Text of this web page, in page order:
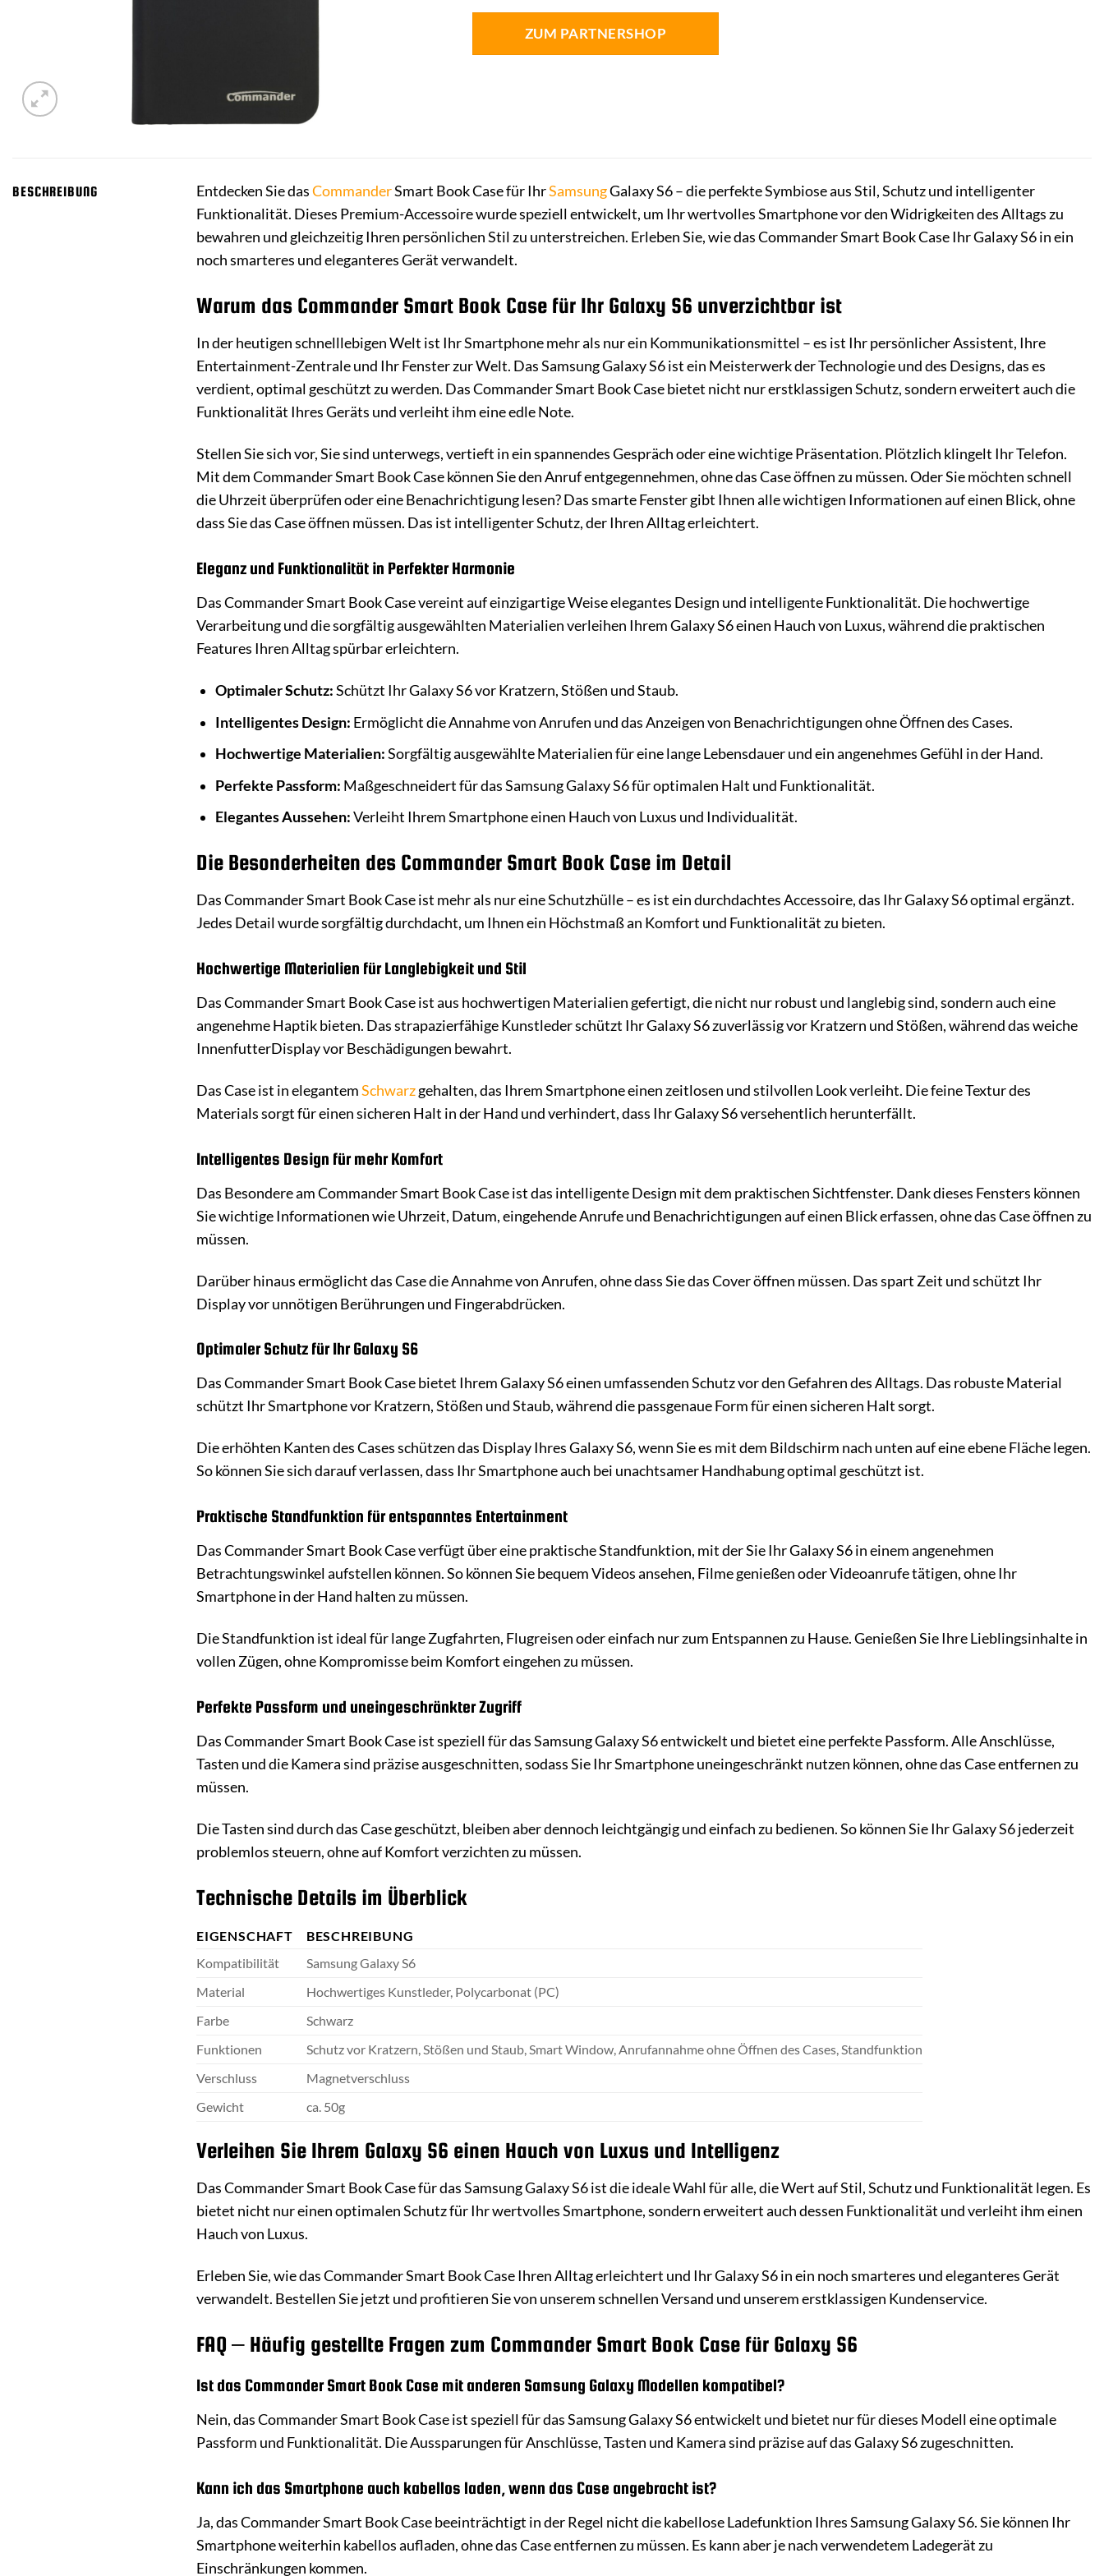
ZUM PARTNERSHOP
BESCHREIBUNG Entdecken Sie dasCommanderSmart Book Case für IhrSamsungGalaxy S6 – die perfekte Symbiose aus Stil, Schutz und intelligenter
Funktionalität. Dieses Premium-Accessoire wurde speziell entwickelt, um Ihr wertvolles Smartphone vor den Widrigkeiten des Alltags zu
bewahren und gleichzeitig Ihren persönlichen Stil zu unterstreichen. Erleben Sie, wie das Commander Smart Book Case Ihr Galaxy S6 in ein
noch smarteres und eleganteres Gerät verwandelt.
Warum das Commander Smart Book Case für Ihr Galaxy S6 unverzichtbar ist
In der heutigen schnelllebigen Welt ist Ihr Smartphone mehr als nur ein Kommunikationsmittel – es ist Ihr persönlicher Assistent, Ihre
Entertainment-Zentrale und Ihr Fenster zur Welt. Das Samsung Galaxy S6 ist ein Meisterwerk der Technologie und des Designs, das es
verdient, optimal geschützt zu werden. Das Commander Smart Book Case bietet nicht nur erstklassigen Schutz, sondern erweitert auch die
Funktionalität Ihres Geräts und verleiht ihm eine edle Note.
Stellen Sie sich vor, Sie sind unterwegs, vertieft in ein spannendes Gespräch oder eine wichtige Präsentation. Plötzlich klingelt Ihr Telefon.
Mit dem Commander Smart Book Case können Sie den Anruf entgegennehmen, ohne das Case öffnen zu müssen. Oder Sie möchten schnell
die Uhrzeit überprüfen oder eine Benachrichtigung lesen? Das smarte Fenster gibt Ihnen alle wichtigen Informationen auf einen Blick, ohne
dass Sie das Case öffnen müssen. Das ist intelligenter Schutz, der Ihren Alltag erleichtert.
Eleganz und Funktionalität in Perfekter Harmonie
Das Commander Smart Book Case vereint auf einzigartige Weise elegantes Design und intelligente Funktionalität. Die hochwertige
Verarbeitung und die sorgfältig ausgewählten Materialien verleihen Ihrem Galaxy S6 einen Hauch von Luxus, während die praktischen
Features Ihren Alltag spürbar erleichtern.
Optimaler Schutz:Schützt Ihr Galaxy S6 vor Kratzern, Stößen und Staub.
Intelligentes Design: Ermöglicht die Annahme von Anrufen und das Anzeigen von Benachrichtigungen ohne Öffnen des Cases.
Hochwertige Materialien:Sorgfältig ausgewählte Materialien für eine lange Lebensdauer und ein angenehmes Gefühl in der Hand.
Perfekte Passform: Maßgeschneidert für das Samsung Galaxy S6 für optimalen Halt und Funktionalität.
Elegantes Aussehen:Verleiht Ihrem Smartphone einen Hauch von Luxus und Individualität.
Die Besonderheiten des Commander Smart Book Case im Detail
Das Commander Smart Book Case ist mehr als nur eine Schutzhülle – es ist ein durchdachtes Accessoire, das Ihr Galaxy S6 optimal ergänzt.
Jedes Detail wurde sorgfältig durchdacht, um Ihnen ein Höchstmaß an Komfort und Funktionalität zu bieten.
Hochwertige Materialien für Langlebigkeit und Stil
Das Commander Smart Book Case ist aus hochwertigen Materialien gefertigt, die nicht nur robust und langlebig sind, sondern auch eine
angenehme Haptik bieten. Das strapazierfähige Kunstleder schützt Ihr Galaxy S6 zuverlässig vor Kratzern und Stößen, während das weiche
InnenfutterDisplay vor Beschädigungen bewahrt.
Das Case ist in elegantemSchwarzgehalten, das Ihrem Smartphone einen zeitlosen und stilvollen Look verleiht. Die feine Textur des
Materials sorgt für einen sicheren Halt in der Hand und verhindert, dass Ihr Galaxy S6 versehentlich herunterfällt.
Intelligentes Design für mehr Komfort
Das Besondere am Commander Smart Book Case ist das intelligente Design mit dem praktischen Sichtfenster. Dank dieses Fensters können
Sie wichtige Informationen wie Uhrzeit, Datum, eingehende Anrufe und Benachrichtigungen auf einen Blick erfassen, ohne das Case öffnen zu
müssen.
Darüber hinaus ermöglicht das Case die Annahme von Anrufen, ohne dass Sie das Cover öffnen müssen. Das spart Zeit und schützt Ihr
Display vor unnötigen Berührungen und Fingerabdrücken.
Optimaler Schutz für Ihr Galaxy S6
Das Commander Smart Book Case bietet Ihrem Galaxy S6 einen umfassenden Schutz vor den Gefahren des Alltags. Das robuste Material
schützt Ihr Smartphone vor Kratzern, Stößen und Staub, während die passgenaue Form für einen sicheren Halt sorgt.
Die erhöhten Kanten des Cases schützen das Display Ihres Galaxy S6, wenn Sie es mit dem Bildschirm nach unten auf eine ebene Fläche legen.
So können Sie sich darauf verlassen, dass Ihr Smartphone auch bei unachtsamer Handhabung optimal geschützt ist.
Praktische Standfunktion für entspanntes Entertainment
Das Commander Smart Book Case verfügt über eine praktische Standfunktion, mit der Sie Ihr Galaxy S6 in einem angenehmen
Betrachtungswinkel aufstellen können. So können Sie bequem Videos ansehen, Filme genießen oder Videoanrufe tätigen, ohne Ihr
Smartphone in der Hand halten zu müssen.
Die Standfunktion ist ideal für lange Zugfahrten, Flugreisen oder einfach nur zum Entspannen zu Hause. Genießen Sie Ihre Lieblingsinhalte in
vollen Zügen, ohne Kompromisse beim Komfort eingehen zu müssen.
Perfekte Passform und uneingeschränkter Zugriff
Das Commander Smart Book Case ist speziell für das Samsung Galaxy S6 entwickelt und bietet eine perfekte Passform. Alle Anschlüsse,
Tasten und die Kamera sind präzise ausgeschnitten, sodass Sie Ihr Smartphone uneingeschränkt nutzen können, ohne das Case entfernen zu
müssen.
Die Tasten sind durch das Case geschützt, bleiben aber dennoch leichtgängig und einfach zu bedienen. So können Sie Ihr Galaxy S6 jederzeit
problemlos steuern, ohne auf Komfort verzichten zu müssen.
Technische Details im Überblick
EIGENSCHAFT
BESCHREIBUNG
Kompatibilität
Samsung Galaxy S6
Material
Hochwertiges Kunstleder, Polycarbonat (PC)
Farbe
Schwarz
Funktionen
Schutz vor Kratzern, Stößen und Staub, Smart Window, Anrufannahme ohne Öffnen des Cases, Standfunktion
Verschluss
Magnetverschluss
Gewicht
ca. 50g
Verleihen Sie Ihrem Galaxy S6 einen Hauch von Luxus und Intelligenz
Das Commander Smart Book Case für das Samsung Galaxy S6 ist die ideale Wahl für alle, die Wert auf Stil, Schutz und Funktionalität legen. Es
bietet nicht nur einen optimalen Schutz für Ihr wertvolles Smartphone, sondern erweitert auch dessen Funktionalität und verleiht ihm einen
Hauch von Luxus.
Erleben Sie, wie das Commander Smart Book Case Ihren Alltag erleichtert und Ihr Galaxy S6 in ein noch smarteres und eleganteres Gerät
verwandelt. Bestellen Sie jetzt und profitieren Sie von unserem schnellen Versand und unserem erstklassigen Kundenservice.
FAQ – Häufig gestellte Fragen zum Commander Smart Book Case für Galaxy S6
Ist das Commander Smart Book Case mit anderen Samsung Galaxy Modellen kompatibel?
Nein, das Commander Smart Book Case ist speziell für das Samsung Galaxy S6 entwickelt und bietet nur für dieses Modell eine optimale
Passform und Funktionalität. Die Aussparungen für Anschlüsse, Tasten und Kamera sind präzise auf das Galaxy S6 zugeschnitten.
Kann ich das Smartphone auch kabellos laden, wenn das Case angebracht ist?
Ja, das Commander Smart Book Case beeinträchtigt in der Regel nicht die kabellose Ladefunktion Ihres Samsung Galaxy S6. Sie können Ihr
Smartphone weiterhin kabellos aufladen, ohne das Case entfernen zu müssen. Es kann aber je nach verwendetem Ladegerät zu
Einschränkungen kommen.